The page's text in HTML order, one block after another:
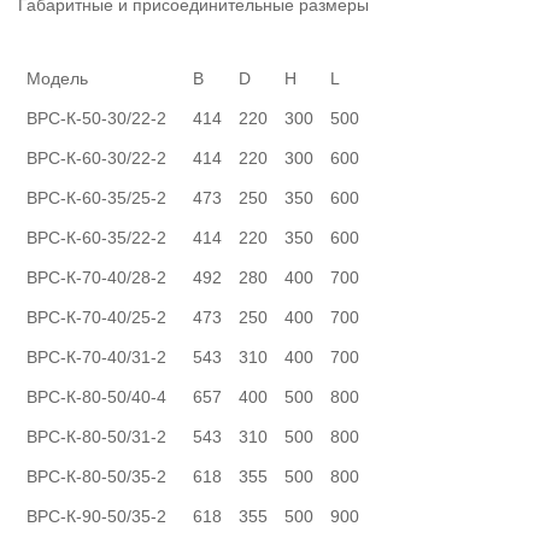
Габаритные и присоединительные размеры
Модель B D H L
ВРС-К-50-30/22-2 414 220 300 500
ВРС-К-60-30/22-2 414 220 300 600
ВРС-К-60-35/25-2 473 250 350 600
ВРС-К-60-35/22-2 414 220 350 600
ВРС-К-70-40/28-2 492 280 400 700
ВРС-К-70-40/25-2 473 250 400 700
ВРС-К-70-40/31-2 543 310 400 700
ВРС-К-80-50/40-4 657 400 500 800
ВРС-К-80-50/31-2 543 310 500 800
ВРС-К-80-50/35-2 618 355 500 800
ВРС-К-90-50/35-2 618 355 500 900